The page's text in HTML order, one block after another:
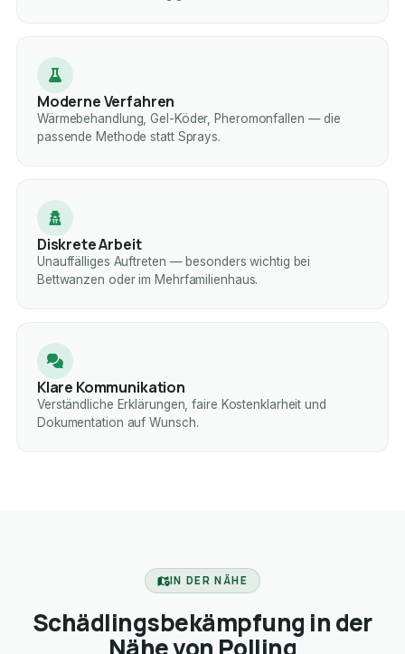
Moderne Verfahren
Wärmebehandlung, Gel-Köder, Pheromonfallen — die
passende Methode statt Sprays.
Diskrete Arbeit
Unauffälliges Auftreten — besonders wichtig bei
Bettwanzen oder im Mehrfamilienhaus.
Klare Kommunikation
Verständliche Erklärungen, faire Kostenklarheit und
Dokumentation auf Wunsch.
IN DER NÄHE
Schädlingsbekämpfung in der